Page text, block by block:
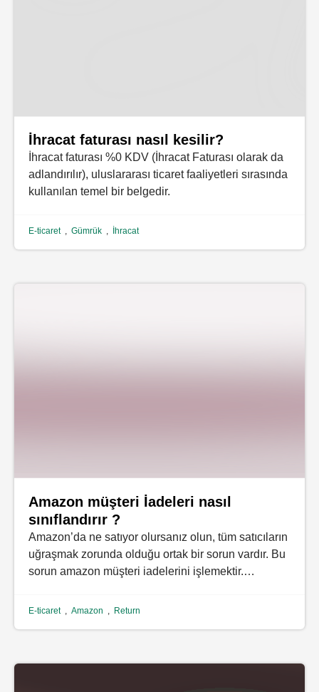
İhracat faturası nasıl kesilir?
İhracat faturası %0 KDV (İhracat Faturası olarak da
adlandırılır), uluslararası ticaret faaliyetleri sırasında
kullanılan temel bir belgedir.
E-ticaret , Gümrük , İhracat
Amazon müşteri İadeleri nasıl
sınıflandırır ?
Amazon’da ne satıyor olursanız olun, tüm satıcıların
uğraşmak zorunda olduğu ortak bir sorun vardır. Bu
sorun amazon müşteri iadelerini işlemektir.…
E-ticaret Amazon Return